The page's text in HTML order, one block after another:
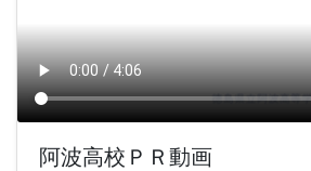
阿波高校ＰＲ動画